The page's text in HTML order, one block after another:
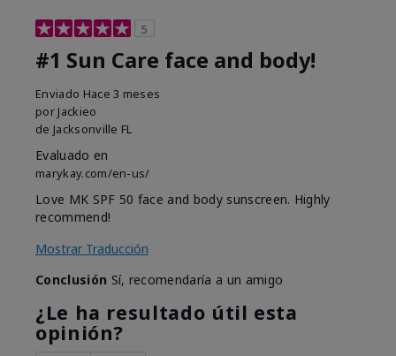
5
#1 Sun Care face and body!
Enviado Hace 3 meses
por Jackieo
de Jacksonville FL
Evaluado en
marykay.com/en-us/
Love MK SPF 50 face and body sunscreen. Highly
recommend!
Mostrar Traducción
Conclusión Sí, recomendaría a un amigo
¿Le ha resultado útil esta
opinión?